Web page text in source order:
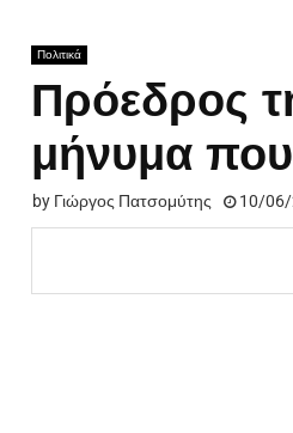
Πολιτικά
Πρόεδρος
μήνυμα
by Γιώργος Πατσομύτης 10/